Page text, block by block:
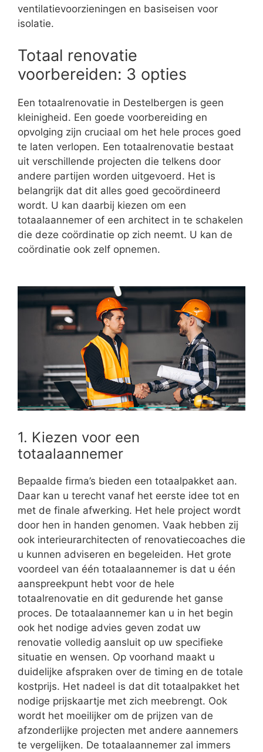
ventilatievoorzieningen en basiseisen voor
isolatie.
Totaal renovatie
voorbereiden: 3 opties
Een totaalrenovatie in Destelbergen is geen
kleinigheid. Een goede voorbereiding en
opvolging zijn cruciaal om het hele proces goed
te laten verlopen. Een totaalrenovatie bestaat
uit verschillende projecten die telkens door
andere partijen worden uitgevoerd. Het is
belangrijk dat dit alles goed gecoördineerd
wordt. U kan daarbij kiezen om een
totaalaannemer of een architect in te schakelen
die deze coördinatie op zich neemt. U kan de
coördinatie ook zelf opnemen.
1. Kiezen voor een
totaalaannemer
Bepaalde firma’s bieden een totaalpakket aan.
Daar kan u terecht vanaf het eerste idee tot en
met de finale afwerking. Het hele project wordt
door hen in handen genomen. Vaak hebben zij
ook interieurarchitecten of renovatiecoaches die
u kunnen adviseren en begeleiden. Het grote
voordeel van één totaalaannemer is dat u één
aanspreekpunt hebt voor de hele
totaalrenovatie en dit gedurende het ganse
proces. De totaalaannemer kan u in het begin
ook het nodige advies geven zodat uw
renovatie volledig aansluit op uw specifieke
situatie en wensen. Op voorhand maakt u
duidelijke afspraken over de timing en de totale
kostprijs. Het nadeel is dat dit totaalpakket het
nodige prijskaartje met zich meebrengt. Ook
wordt het moeilijker om de prijzen van de
afzonderlijke projecten met andere aannemers
te vergelijken. De totaalaannemer zal immers